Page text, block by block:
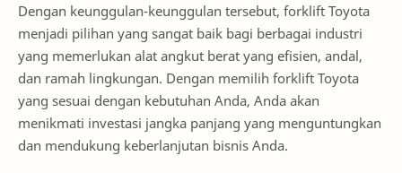
Dengan keunggulan-keunggulan tersebut, forklift Toyota
menjadi pilihan yang sangat baik bagi berbagai industri
yang memerlukan alat angkut berat yang efisien, andal,
dan ramah lingkungan. Dengan memilih forklift Toyota
yang sesuai dengan kebutuhan Anda, Anda akan
menikmati investasi jangka panjang yang menguntungkan
dan mendukung keberlanjutan bisnis Anda.